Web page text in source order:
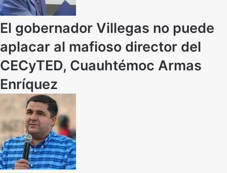
El gobernador Villegas no puede
aplacar al mafioso director del
CECyTED, Cuauhtémoc Armas
Enríquez